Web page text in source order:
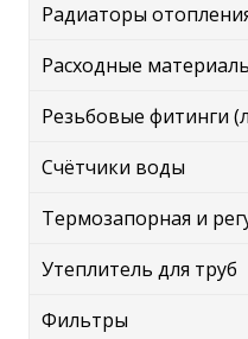
Радиаторы
Расходные
Резьбовые фитинги
Счётчики воды
Термозапорная и
Утеплитель для труб
Фильтры